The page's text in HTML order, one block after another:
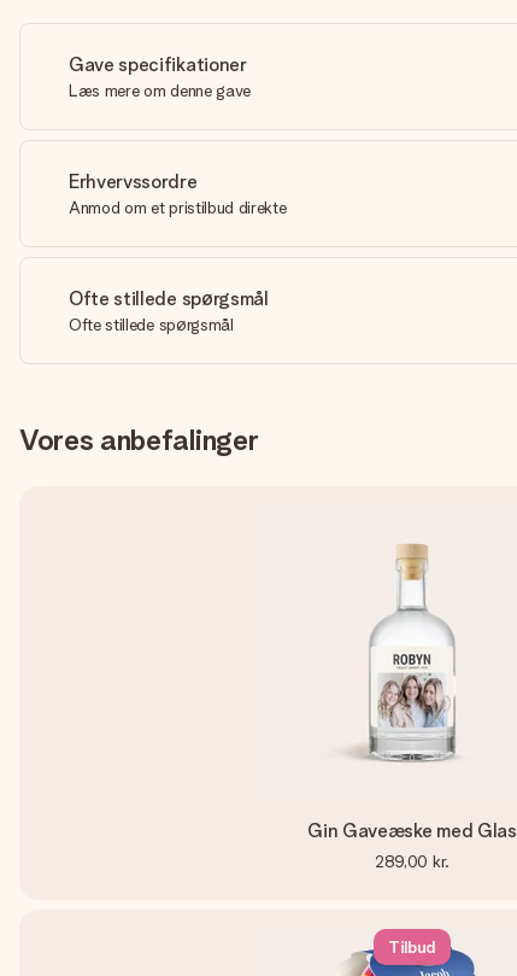
Gave specifikationer
Læs mere om denne gave
Erhvervssordre
Anmod om et pristilbud direkte
Ofte stillede spørgsmål
Ofte stillede spørgsmål
Vores anbefalinger
Gin Gaveæske med Glas
289,00 kr.
Tilbud